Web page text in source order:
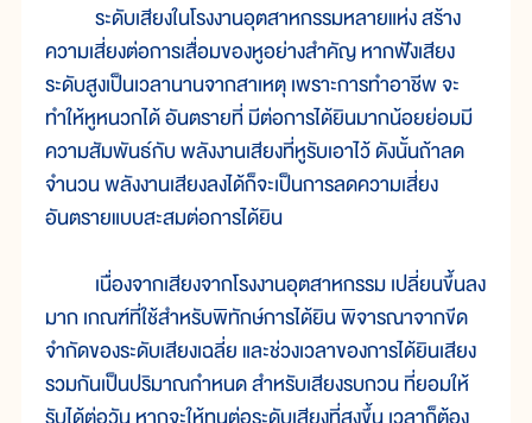
ระดับเสียงในโรงงานอุตสาหกรรมหลายแห่ง สร้าง
ความเสี่ยงต่อการเสื่อมของหูอย่างสำคัญ หากฟังเสียง
ระดับสูงเป็นเวลานานจากสาเหตุ เพราะการทำอาชีพ จะ
ทำให้หูหนวกได้ อันตรายที่ มีต่อการได้ยินมากน้อยย่อมมี
ความสัมพันธ์กับ พลังงานเสียงที่หูรับเอาไว้ ดังนั้นถ้าลด
จำนวน พลังงานเสียงลงได้ก็จะเป็นการลดความเสี่ยง
อันตรายแบบสะสมต่อการได้ยิน
เนื่องจากเสียงจากโรงงานอุตสาหกรรม เปลี่ยนขึ้นลง
มาก เกณฑ์ที่ใช้สำหรับพิทักษ์การได้ยิน พิจารณาจากขีด
จำกัดของระดับเสียงเฉลี่ย และช่วงเวลาของการได้ยินเสียง
รวมกันเป็นปริมาณกำหนด สำหรับเสียงรบกวน ที่ยอมให้